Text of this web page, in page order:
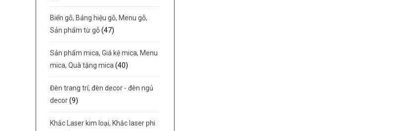
Biển gỗ, Bảng hiệu gỗ, Menu gỗ,
Sản phẩm từ gỗ(47)
Sản phẩm mica, Giá kệ mica, Menu
mica, Quà tặng mica(40)
Đèn trang trí, đèn decor - đèn ngủ
decor(9)
Khắc Laser kim loại, Khắc laser phi